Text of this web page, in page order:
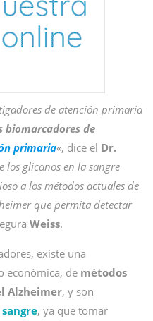
de atención primaria
biomarcadores de
primaria«, dice el Dr.
los glicanos en la sangre
a los métodos actuales de
que permita detectar
Weiss.
existe una
económica, de métodos
Alzheimer, y son
, ya que tomar